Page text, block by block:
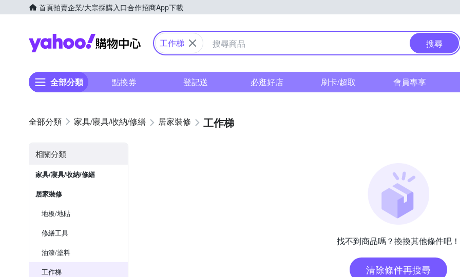
首頁拍賣企業/大宗採購入口合作招商App下載
Yahoo購物中心
工作梯 搜尋
全部分類 點換券 登記送 必逛好店 刷卡/超取 會員專享
家具/寢具/收納/修繕 居家裝修 工作梯
相關分類
家具/寢具/收納/修繕
居家裝修
地板/地貼
修繕工具
油漆/塗料
工作梯
找不到商品嗎？換換其他條件吧！
清除條件再搜尋